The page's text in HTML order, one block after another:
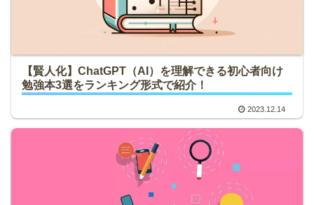
【賢人化】ChatGPT（AI）を理解できる初心者向け
勉強本3選をランキング形式で紹介！
2023.12.14